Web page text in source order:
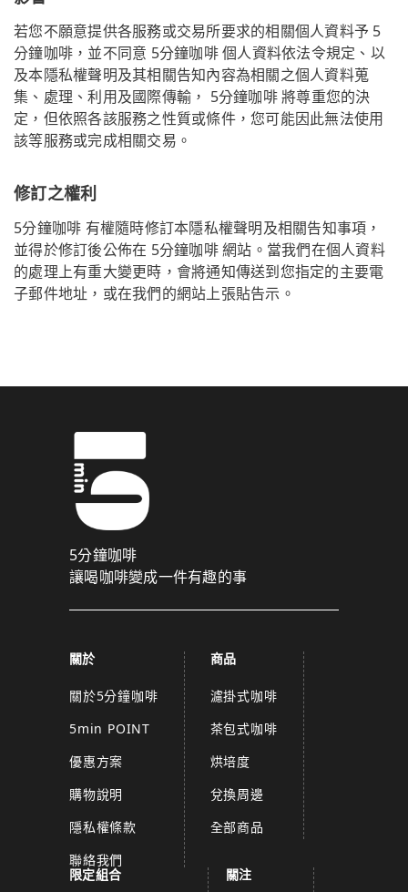
若您不願意提供各服務或交易所要求的相關個人資料予 5
分鐘咖啡，並不同意 5分鐘咖啡 個人資料依法令規定、以
及本隱私權聲明及其相關告知內容為相關之個人資料蒐
集、處理、利用及國際傳輸， 5分鐘咖啡 將尊重您的決
定，但依照各該服務之性質或條件，您可能因此無法使用
該等服務或完成相關交易。
修訂之權利
5分鐘咖啡 有權隨時修訂本隱私權聲明及相關告知事項，
並得於修訂後公佈在 5分鐘咖啡 網站。當我們在個人資料
的處理上有重大變更時，會將通知傳送到您指定的主要電
子郵件地址，或在我們的網站上張貼告示。
5分鐘咖啡
讓喝咖啡變成一件有趣的事
關於
關於5分鐘咖啡
5min POINT
優惠方案
購物說明
隱私權條款
聯絡我們
商品
濾掛式咖啡
茶包式咖啡
烘培度
兌換周邊
全部商品
限定組合 關注